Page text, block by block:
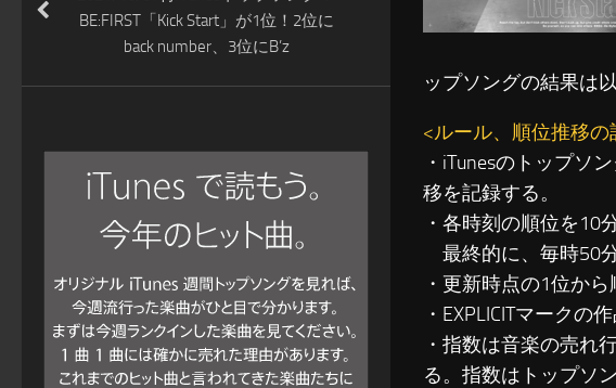
ップソングの結果は
<ルール、順位推移
・iTunesのトップソ
移を記録する。
・各時刻の順位を10
最終的に、毎時50
・更新時点の1位から
・EXPLICITマーク
・指数は音楽の売れ
る。指数はトップソ
BE:FIRST「Kick Start」が1位！2位に
back number、3位にB’z